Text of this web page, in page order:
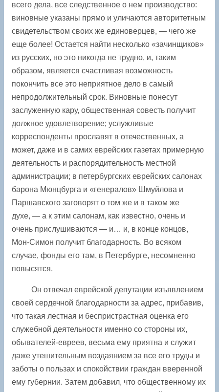
всего дела, все следственное о нем производство:
виновные указаны прямо и уличаются авторитетным
свидетельством своих же единоверцев, — чего же
еще более! Остается найти несколько «зачинщиков»
из русских, но это никогда не трудно, и, таким
образом, является счастливая возможность
покончить все это неприятное дело в самый
непродолжительный срок. Виновные понесут
заслуженную кару, общественная совесть получит
должное удовлетворение; услужливые
корреспонденты прославят в отечественных, а
может, даже и в самих еврейских газетах примерную
деятельность и распорядительность местной
администрации; в петербургских еврейских салонах
барона Мюнцбурга и «генералов» Шмуйлова и
Паршавского заговорят о том же и в таком же
духе, — а к этим салонам, как известно, очень и
очень прислушиваются — и… и, в конце концов,
Мон-Симон получит благодарность. Во всяком
случае, фонды его там, в Петербурге, несомненно
повысятся.
Он отвечал еврейской депутации изъявлением
своей сердечной благодарности за адрес, прибавив,
что такая лестная и беспристрастная оценка его
служебной деятельности именно со стороны их,
обывателей-евреев, весьма ему приятна и служит
даже утешительным воздаянием за все его труды и
заботы о пользах и спокойствии граждан вверенной
ему губернии. Затем добавил, что общественному их